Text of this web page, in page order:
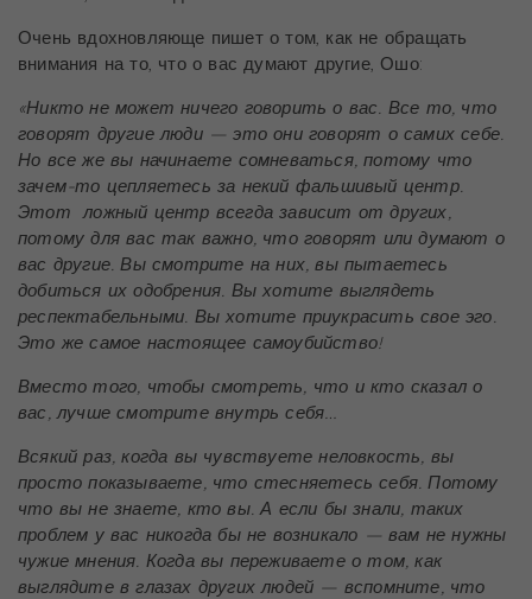
Очень вдохновляюще пишет о том, как не обращать
внимания на то, что о вас думают другие, Ошо:
«Никто не может ничего говорить о вас. Все то, что
говорят другие люди — это они говорят о самих себе.
Но все же вы начинаете сомневаться, потому что
зачем-то цепляетесь за некий фальшивый центр.
Этот ложный центр всегда зависит от других,
потому для вас так важно, что говорят или думают о
вас другие. Вы смотрите на них, вы пытаетесь
добиться их одобрения. Вы хотите выглядеть
респектабельными. Вы хотите приукрасить свое эго.
Это же самое настоящее самоубийство!
Вместо того, чтобы смотреть, что и кто сказал о
вас, лучше смотрите внутрь себя…
Всякий раз, когда вы чувствуете неловкость, вы
просто показываете, что стесняетесь себя. Потому
что вы не знаете, кто вы. А если бы знали, таких
проблем у вас никогда бы не возникало — вам не нужны
чужие мнения. Когда вы переживаете о том, как
выглядите в глазах других людей — вспомните, что